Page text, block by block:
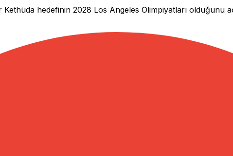
hedefinin 2028 Los Angeles Olimpiyatları olduğunu